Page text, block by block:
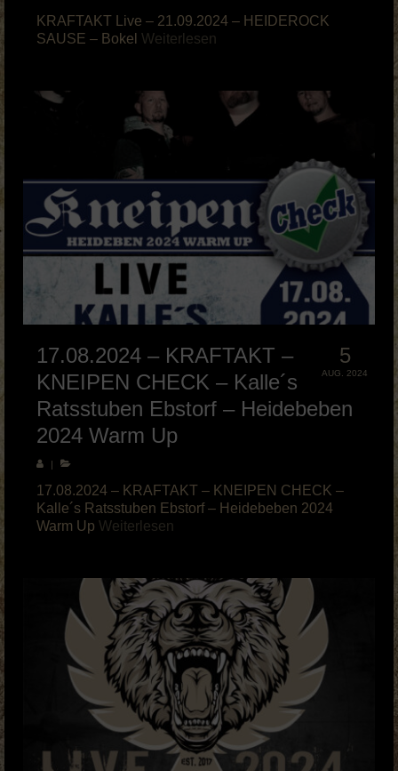
KRAFTAKT Live – 21.09.2024 – HEIDEROCK
SAUSE – Bokel Weiterlesen
5
AUG. 2024
17.08.2024 – KRAFTAKT –
KNEIPEN CHECK – Kalle´s
Ratsstuben Ebstorf – Heidebeben
2024 Warm Up
|
17.08.2024 – KRAFTAKT – KNEIPEN CHECK –
Kalle´s Ratsstuben Ebstorf – Heidebeben 2024
Warm Up Weiterlesen